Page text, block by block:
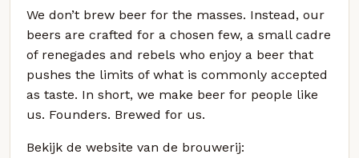
We don’t brew beer for the masses. Instead, our
beers are crafted for a chosen few, a small cadre
of renegades and rebels who enjoy a beer that
pushes the limits of what is commonly accepted
as taste. In short, we make beer for people like
us. Founders. Brewed for us.
Bekijk de website van de brouwerij: